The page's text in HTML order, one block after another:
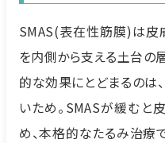
SMAS(表在性筋膜)は皮
を内側から支える土台の
的な効果にとどまるのは
いため。SMASが緩むと
め、本格的なたるみ治